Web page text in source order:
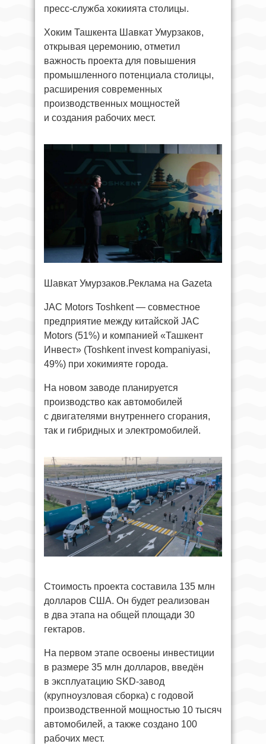
пресс-служба хокиията столицы.
Хоким Ташкента Шавкат Умурзаков,
открывая церемонию, отметил
важность проекта для повышения
промышленного потенциала столицы,
расширения современных
производственных мощностей
и создания рабочих мест.
Шавкат Умурзаков.Реклама на Gazeta
JAC Motors Toshkent — совместное
предприятие между китайской JAC
Motors (51%) и компанией «Ташкент
Инвест» (Toshkent invest kompaniyasi,
49%) при хокимияте города.
На новом заводе планируется
производство как автомобилей
с двигателями внутреннего сгорания,
так и гибридных и электромобилей.
Стоимость проекта составила 135 млн
долларов США. Он будет реализован
в два этапа на общей площади 30
гектаров.
На первом этапе освоены инвестиции
в размере 35 млн долларов, введён
в эксплуатацию SKD-завод
(крупноузловая сборка) с годовой
производственной мощностью 10 тысяч
автомобилей, а также создано 100
рабочих мест.